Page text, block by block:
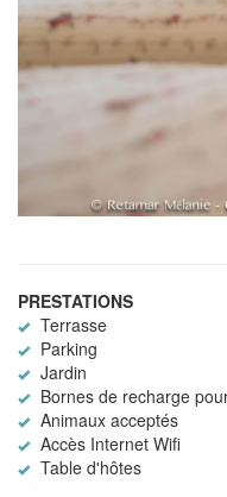
PRESTATIONS
Terrasse
Parking
Jardin
Bornes de recharge
Animaux acceptés
Accès Internet Wifi
Table d'hôtes